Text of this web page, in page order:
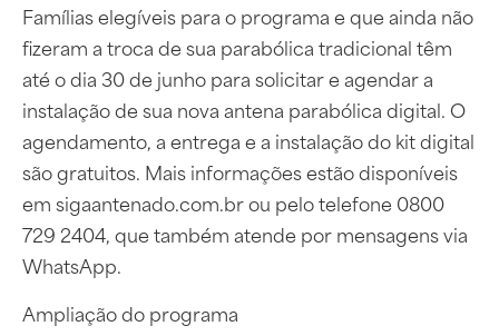
Famílias elegíveis para o programa e que ainda não
fizeram a troca de sua parabólica tradicional têm
até o dia 30 de junho para solicitar e agendar a
instalação de sua nova antena parabólica digital. O
agendamento, a entrega e a instalação do kit digital
são gratuitos. Mais informações estão disponíveis
em sigaantenado.com.br ou pelo telefone 0800
729 2404, que também atende por mensagens via
WhatsApp.
Ampliação do programa